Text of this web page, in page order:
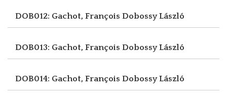
DOB012: Gachot, François Dobossy László
DOB013: Gachot, François Dobossy László
DOB014: Gachot, François Dobossy László